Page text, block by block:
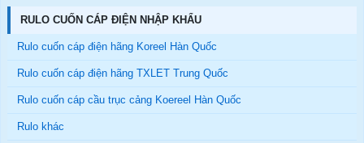
RULO CUỐN CÁP ĐIỆN NHẬP KHẨU
Rulo cuốn cáp điện hãng Koreel Hàn Quốc
Rulo cuốn cáp điện hãng TXLET Trung Quốc
Rulo cuốn cáp cầu trục cảng Koereel Hàn Quốc
Rulo khác